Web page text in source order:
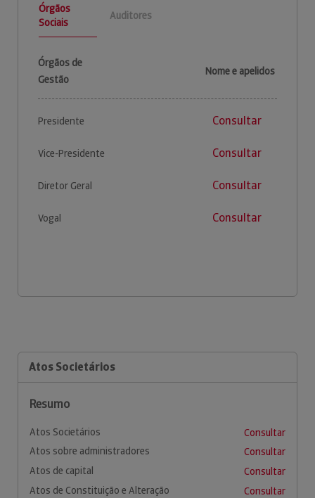
Órgãos
Sociais
Auditores
Órgãos de
Gestão
Nome e apelidos
Presidente Consultar
Vice-Presidente Consultar
Diretor Geral Consultar
Vogal Consultar
Atos Societários
Resumo
Atos Societários
Consultar
Atos sobre administradores
Consultar
Atos de capital
Consultar
Atos de Constituição e Alteração
Consultar